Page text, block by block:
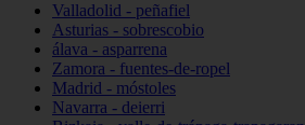
Valladolid - peñafiel
Asturias - sobrescobio
álava - asparrena
Zamora - fuentes-de-ropel
Madrid - móstoles
Navarra - deierri